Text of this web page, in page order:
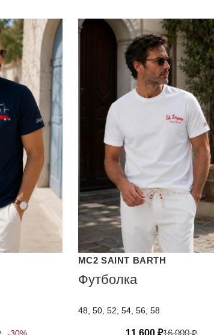
MC2 SAINT BARTH
Футболка
48, 50, 52, 54, 56, 58